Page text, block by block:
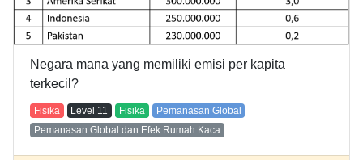
Negara mana yang memiliki emisi per kapita
terkecil?
Fisika Level 11 Fisika
Pemanasan Global
Pemanasan Global dan Efek Rumah Kaca